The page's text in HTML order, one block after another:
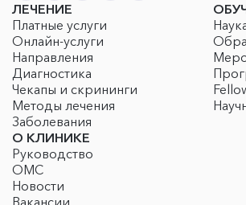
ЛЕЧЕНИЕ
Платные услуги
Онлайн-услуги
Направления
Диагностика
Чекапы и скрининги
Методы лечения
Заболевания
О КЛИНИКЕ
Руководство
ОМС
Новости